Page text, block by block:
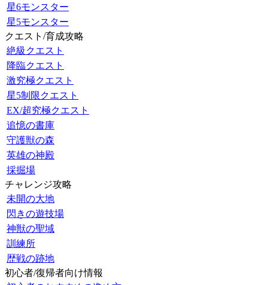
星6モンスター
星5モンスター
クエスト/育成攻略
絶級クエスト
降臨クエスト
激究極クエスト
星5制限クエスト
EX/超究極クエスト
追憶の書庫
守護獣の森
英雄の神殿
採掘場
チャレンジ攻略
未開の大地
閃きの遊技場
神獣の聖域
訓練所
歴戦の跡地
初心者/復帰者向け情報